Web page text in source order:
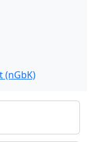
(nGbK)